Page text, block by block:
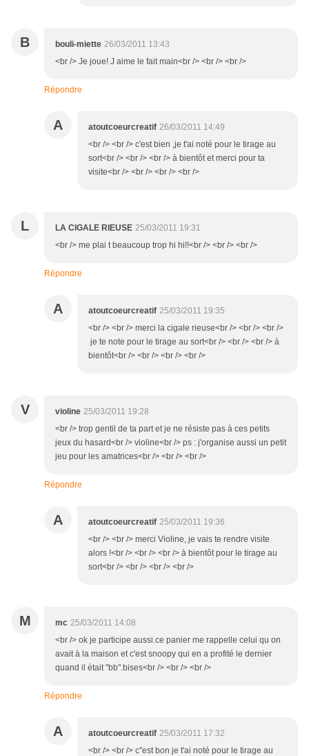
B bouli-miette 26/03/2011 13:43
<br /> Je joue! J aime le fait main<br /> <br /> <br />
Répondre
A atoutcoeurcreatif 26/03/2011 14:49
<br /> <br /> c'est bien ,je t'ai noté pour le tirage au
sort<br /> <br /> <br /> à bientôt et merci pour ta
visite<br /> <br /> <br /> <br />
L LA CIGALE RIEUSE 25/03/2011 19:31
<br /> me plai t beaucoup trop hi hi!!<br /> <br /> <br />
Répondre
A atoutcoeurcreatif 25/03/2011 19:35
<br /> <br /> merci la cigale rieuse<br /> <br /> <br />
je te note pour le tirage au sort<br /> <br /> <br /> à
bientôt<br /> <br /> <br /> <br />
V violine 25/03/2011 19:28
<br /> trop gentil de ta part et je ne résiste pas à ces petits
jeux du hasard<br /> violine<br /> ps : j'organise aussi un petit
jeu pour les amatrices<br /> <br /> <br />
Répondre
A atoutcoeurcreatif 25/03/2011 19:36
<br /> <br /> merci Violine, je vais te rendre visite
alors !<br /> <br /> <br /> à bientôt pour le tirage au
sort<br /> <br /> <br /> <br />
M mc 25/03/2011 14:08
<br /> ok je participe aussi.ce panier me rappelle celui qu on
avait à la maison et c'est snoopy qui en a profité le dernier
quand il était "bb".bises<br /> <br /> <br />
Répondre
A atoutcoeurcreatif 25/03/2011 17:32
<br /> <br /> c''est bon je t'ai noté pour le tirage au